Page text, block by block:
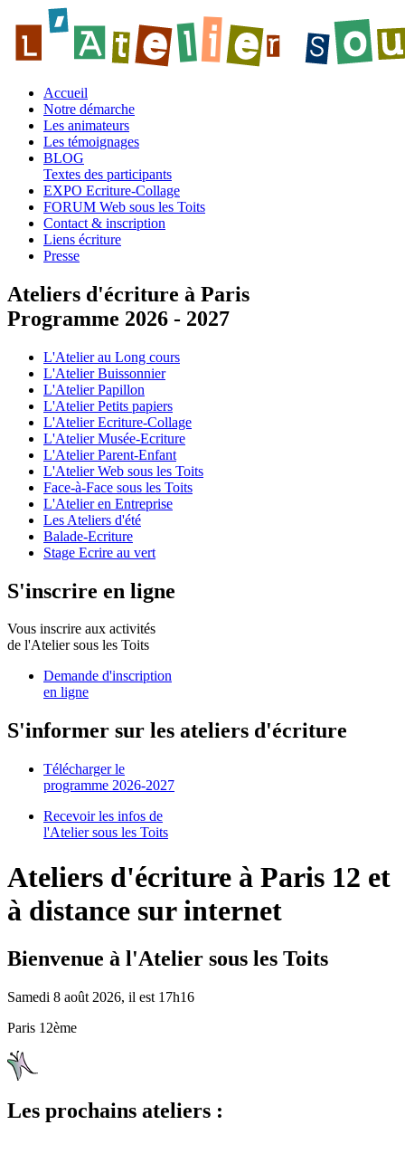
Accueil
Notre démarche
Les animateurs
Les témoignages
BLOG
Textes des participants
EXPO Ecriture-Collage
FORUM Web sous les Toits
Contact & inscription
Liens écriture
Presse
Ateliers d'écriture à Paris
Programme 2026 - 2027
L'Atelier au Long cours
L'Atelier Buissonnier
L'Atelier Papillon
L'Atelier Petits papiers
L'Atelier Ecriture-Collage
L'Atelier Musée-Ecriture
L'Atelier Parent-Enfant
L'Atelier Web sous les Toits
Face-à-Face sous les Toits
L'Atelier en Entreprise
Les Ateliers d'été
Balade-Ecriture
Stage Ecrire au vert
S'inscrire en ligne
Vous inscrire aux activités
de l'Atelier sous les Toits
Demande d'inscription
en ligne
S'informer sur les ateliers d'écriture
Télécharger le
programme 2026-2027
Recevoir les infos de
l'Atelier sous les Toits
Ateliers d'écriture à Paris 12 et
à distance sur internet
Bienvenue à l'Atelier sous les Toits
Samedi 8 août 2026, il est 17h16
Paris 12ème
Les prochains ateliers :